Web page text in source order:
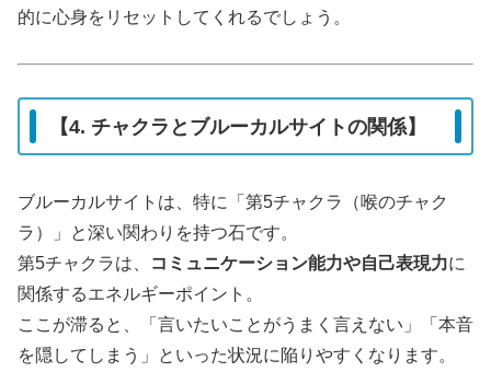
的に心身をリセットしてくれるでしょう。
【4. チャクラとブルーカルサイトの関係】
ブルーカルサイトは、特に「第5チャクラ（喉のチャク
ラ）」と深い関わりを持つ石です。
第5チャクラは、
コミュニケーション能力や自己表現力に
関係するエネルギーポイント。
ここが滞ると、「言いたいことがうまく言えない」「本音
を隠してしまう」といった状況に陥りやすくなります。